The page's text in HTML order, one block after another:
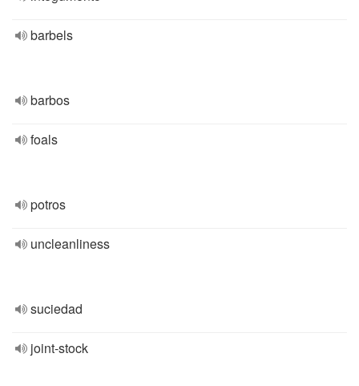
barbels
barbos
foals
potros
uncleanliness
suciedad
joint-stock